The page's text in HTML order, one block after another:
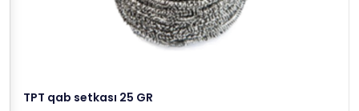
TPT qab setkası 25 GR